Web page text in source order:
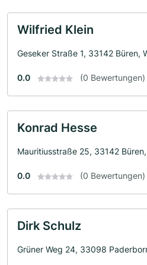
Wilfried Klein
Geseker Straße 1, 33142 Büren,
0.0 (0 Bewertungen)
Konrad Hesse
Mauritiusstraße 25, 33142
0.0 (0 Bewertungen)
Dirk Schulz
Grüner Weg 24, 33098